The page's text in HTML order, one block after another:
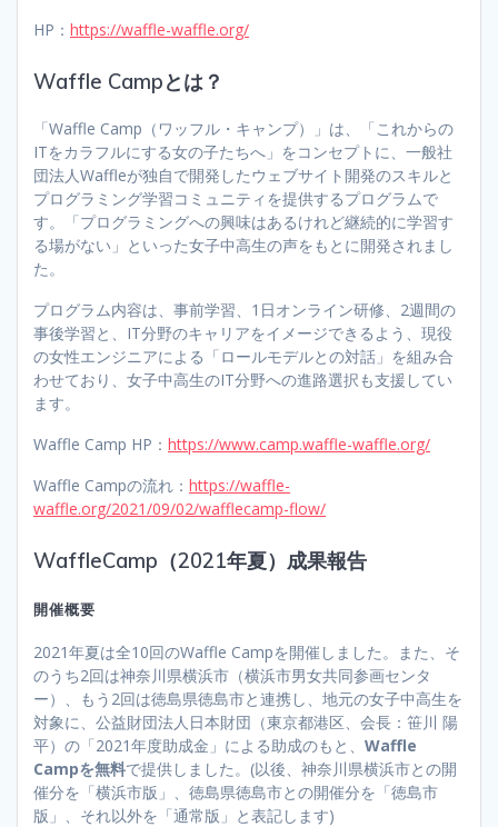
HP： https://waffle-waffle.org/
Waffle Campとは？
「Waffle Camp（ワッフル・キャンプ）」は、「これからの
ITをカラフルにする女の子たちへ」をコンセプトに、一般社
団法人Waffleが独自で開発したウェブサイト開発のスキルと
プログラミング学習コミュニティを提供するプログラムで
す。「プログラミングへの興味はあるけれど継続的に学習す
る場がない」といった女子中高生の声をもとに開発されまし
た。
プログラム内容は、事前学習、1日オンライン研修、2週間の
事後学習と、IT分野のキャリアをイメージできるよう、現役
の女性エンジニアによる「ロールモデルとの対話」を組み合
わせており、女子中高生のIT分野への進路選択も支援してい
ます。
Waffle Camp HP： https://www.camp.waffle-waffle.org/
Waffle Campの流れ： https://waffle-
waffle.org/2021/09/02/wafflecamp-flow/
WaffleCamp（2021年夏）成果報告
開催概要
2021年夏は全10回のWaffle Campを開催しました。また、そ
のうち2回は神奈川県横浜市（横浜市男女共同参画センタ
ー）、もう2回は徳島県徳島市と連携し、地元の女子中高生を
対象に、公益財団法人日本財団（東京都港区、会長：笹川 陽
平）の「2021年度助成金」による助成のもと、 Waffle
Campを無料で提供しました。(以後、神奈川県横浜市との開
催分を「横浜市版」、徳島県徳島市との開催分を「徳島市
版」、それ以外を「通常版」と表記します)